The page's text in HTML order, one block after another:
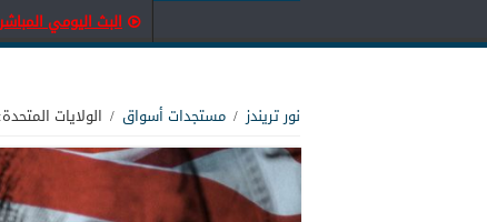
البث اليومي المباشر
نور تريندز / مستجدات أسواق / الولايات